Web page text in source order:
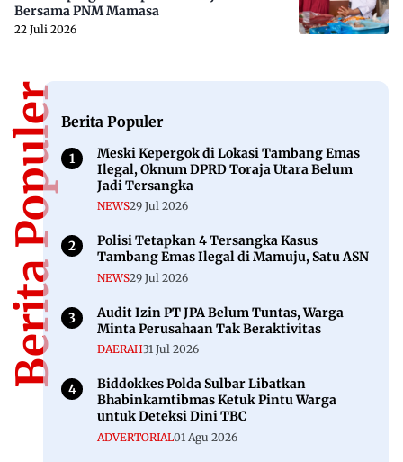
Bersama PNM Mamasa
22 Juli 2026
Berita PopulerBerita Populer
Meski Kepergok di Lokasi Tambang Emas
Ilegal, Oknum DPRD Toraja Utara Belum
Jadi Tersangka
NEWS29 Jul 2026
Polisi Tetapkan 4 Tersangka Kasus
Tambang Emas Ilegal di Mamuju, Satu ASN
NEWS29 Jul 2026
Audit Izin PT JPA Belum Tuntas, Warga
Minta Perusahaan Tak Beraktivitas
DAERAH31 Jul 2026
Biddokkes Polda Sulbar Libatkan
Bhabinkamtibmas Ketuk Pintu Warga
untuk Deteksi Dini TBC
ADVERTORIAL01 Agu 2026